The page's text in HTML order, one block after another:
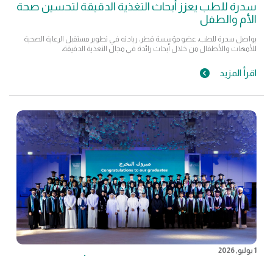
سدرة للطب يعزز أبحاث التغذية الدقيقة لتحسين صحة
الأم والطفل
يواصل سدرة للطب، عضو مؤسسة قطر، ريادته في تطوير مستقبل الرعاية الصحية
للأمهات والأطفال من خلال أبحاث رائدة في مجال التغذية الدقيقة،
اقرأ المزيد
1 يوليو, 2026